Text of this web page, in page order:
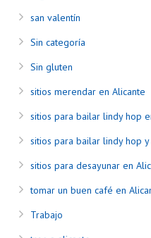
san valentín
Sin categoría
Sin gluten
sitios merendar en Alicante
sitios para bailar lindy hop
sitios para bailar lindy hop
sitios para desayunar en
tomar un buen café en
Trabajo